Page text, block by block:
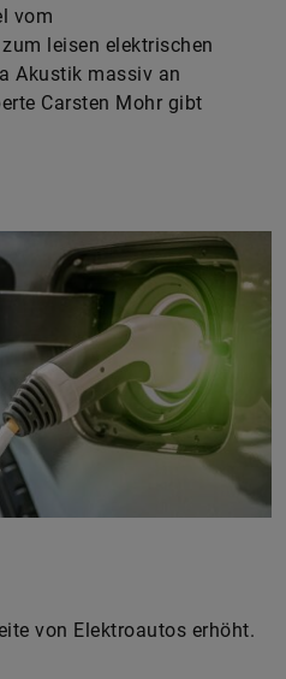
vom
leisen elektrischen
Akustik massiv an
Carsten Mohr gibt
von Elektroautos erhöht.